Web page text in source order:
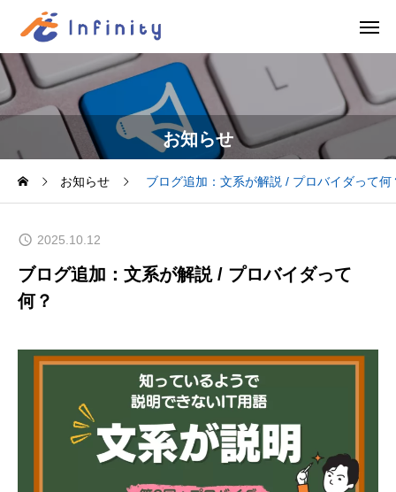
お知らせ
お知らせ ブログ追加：文系が解説 / プロバイダって何
2025.10.12
ブログ追加：文系が解説 / プロバイダって
何？